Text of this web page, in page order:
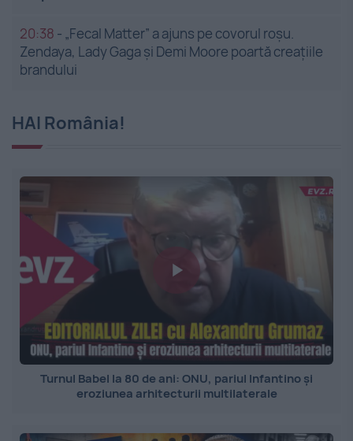
20:38 - „Fecal Matter” a ajuns pe covorul roșu.
Zendaya, Lady Gaga și Demi Moore poartă creațiile
brandului
HAI România!
Turnul Babel la 80 de ani: ONU, pariul Infantino și
eroziunea arhitecturii multilaterale